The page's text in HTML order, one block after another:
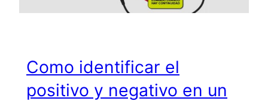
Como identificar el
positivo y negativo en un